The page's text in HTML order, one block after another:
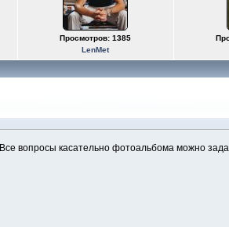
Просмотров: 1385
LenMet
Все вопросы касательно фотоальбома можно